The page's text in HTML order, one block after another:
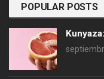
POPULAR POSTS